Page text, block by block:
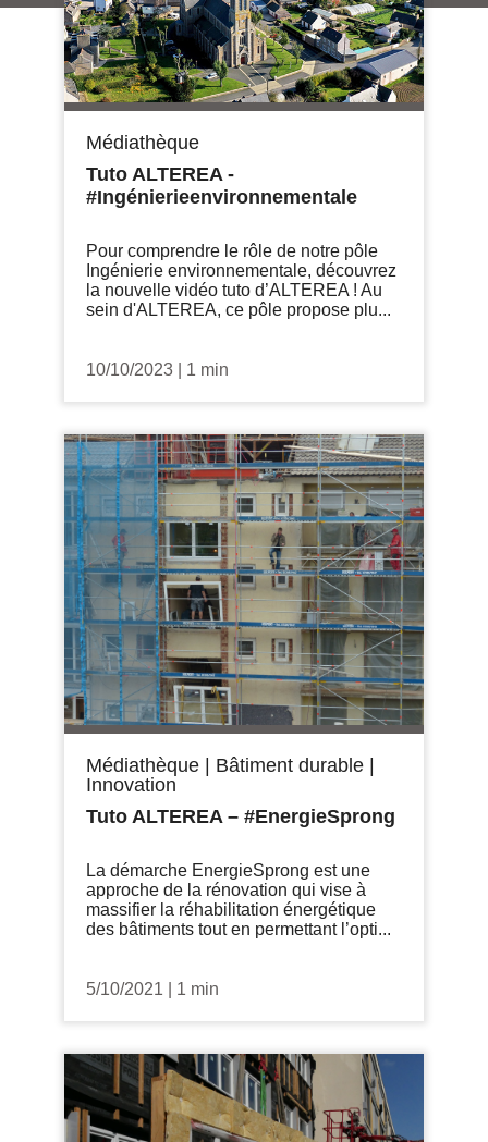
Médiathèque
Tuto ALTEREA -
#Ingénierieenvironnementale
Pour comprendre le rôle de notre pôle
Ingénierie environnementale, découvrez
la nouvelle vidéo tuto d’ALTEREA ! Au
sein d'ALTEREA, ce pôle propose plu...
10/10/2023 1 min
Médiathèque Bâtiment durable
Innovation
Tuto ALTEREA – #EnergieSprong
La démarche EnergieSprong est une
approche de la rénovation qui vise à
massifier la réhabilitation énergétique
des bâtiments tout en permettant l’opti...
5/10/2021 1 min